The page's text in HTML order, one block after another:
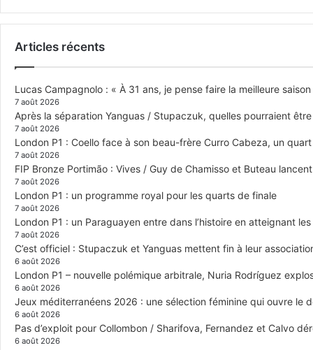
Articles récents
Lucas Campagnolo : « À 31 ans, je pense faire la meilleure
7 août 2026
Après la séparation Yanguas / Stupaczuk, quelles pourraient
7 août 2026
London P1 : Coello face à son beau-frère Curro Cabeza, un
7 août 2026
FIP Bronze Portimão : Vives / Guy de Chamisso et Buteau
7 août 2026
London P1 : un programme royal pour les quarts de finale
7 août 2026
London P1 : un Paraguayen entre dans l’histoire en atteignant
7 août 2026
C’est officiel : Stupaczuk et Yanguas mettent fin à leur
6 août 2026
London P1 – nouvelle polémique arbitrale, Nuria Rodríguez
6 août 2026
Jeux méditerranéens 2026 : une sélection féminine qui ouvre le
6 août 2026
Pas d’exploit pour Collombon / Sharifova, Fernandez et Calvo
6 août 2026